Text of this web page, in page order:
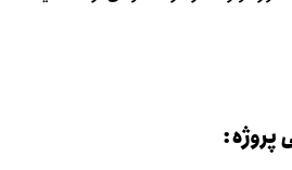
پروژه: